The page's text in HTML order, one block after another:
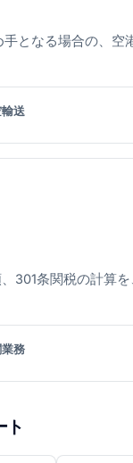
手となる場合の、空
送
301条関税の計算
務
ト